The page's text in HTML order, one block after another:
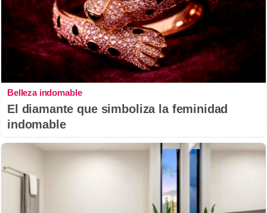
Belleza indomable
El diamante que simboliza la feminidad
indomable